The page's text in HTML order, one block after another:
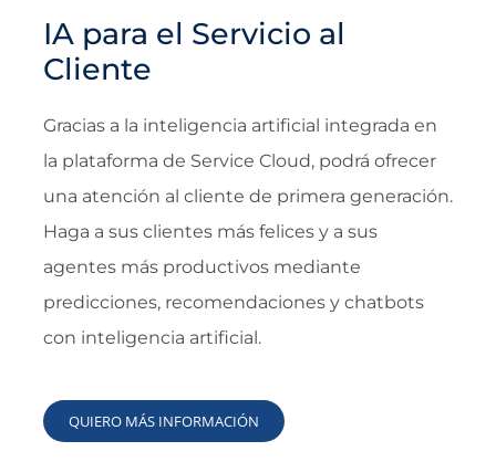
IA para el Servicio al
Cliente
Gracias a la inteligencia artificial integrada en
la plataforma de Service Cloud, podrá ofrecer
una atención al cliente de primera generación.
Haga a sus clientes más felices y a sus
agentes más productivos mediante
predicciones, recomendaciones y chatbots
con inteligencia artificial.
QUIERO MÁS INFORMACIÓN